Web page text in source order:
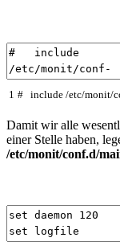
1 # include /etc/monit/
Damit wir alle
einer Stelle haben,
/etc/monit/conf.d/